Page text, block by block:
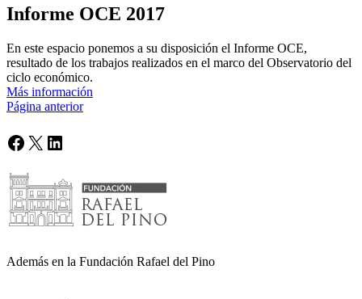
Informe OCE 2017
En este espacio ponemos a su disposición el Informe OCE,
resultado de los trabajos realizados en el marco del Observatorio del
ciclo económico.
Más información
Página anterior
Facebook
X LinkedIn
Además en la Fundación Rafael del Pino